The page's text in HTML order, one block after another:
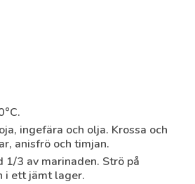
ingefära och olja. Krossa och
anisfrö och timjan.
1/3 av marinaden. Strö på
i ett jämt lager.